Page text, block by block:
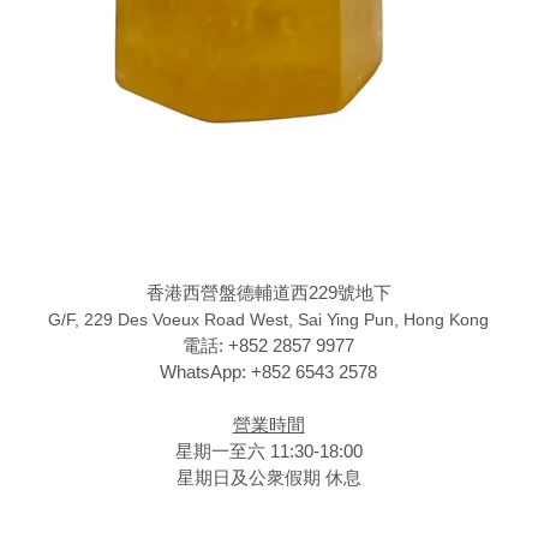
香港西營盤德輔道西229號地下
G/F, 229 Des Voeux Road West, Sai Ying Pun, Hong Kong
電話: +852 2857 9977
WhatsApp: +852 6543 2578
營業時間
星期一至六 11:30-18:00
星期日及公衆假期 休息